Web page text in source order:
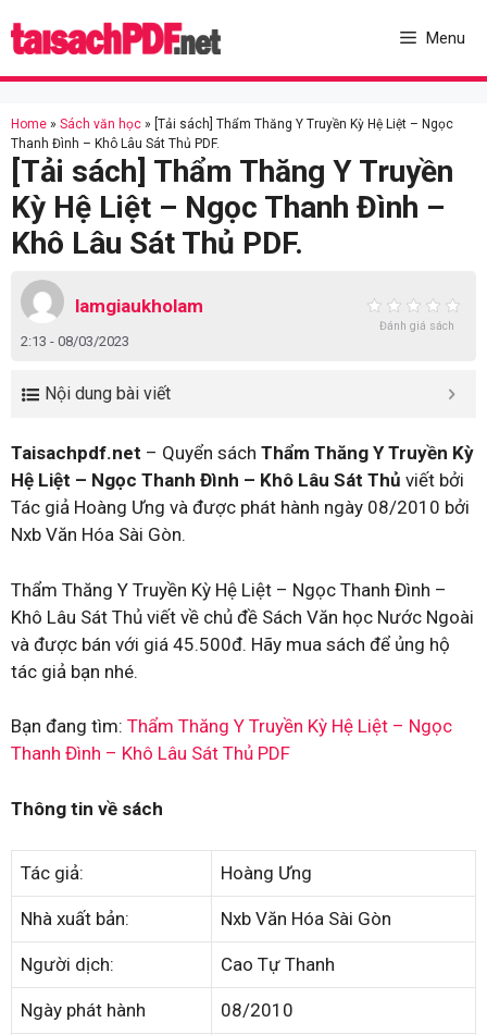
to
Menu
Home » Sách văn học » [Tải sách] Thẩm Thăng Y Truyền Kỳ Hệ Liệt – Ngọc
Thanh Đình – Khô Lâu Sát Thủ PDF.
[Tải sách] Thẩm Thăng Y Truyền
Kỳ Hệ Liệt – Ngọc Thanh Đình –
Khô Lâu Sát Thủ PDF.
lamgiaukholam
2:13 - 08/03/2023
Đánh giá sách
Nội dung bài viết
Taisachpdf.net – Quyển sách Thẩm Thăng Y Truyền Kỳ
Hệ Liệt – Ngọc Thanh Đình – Khô Lâu Sát Thủ viết bởi
Tác giả Hoàng Ưng và được phát hành ngày 08/2010 bởi
Nxb Văn Hóa Sài Gòn.
Thẩm Thăng Y Truyền Kỳ Hệ Liệt – Ngọc Thanh Đình –
Khô Lâu Sát Thủ viết về chủ đề Sách Văn học Nước Ngoài
và được bán với giá 45.500đ. Hãy mua sách để ủng hộ
tác giả bạn nhé.
Bạn đang tìm: Thẩm Thăng Y Truyền Kỳ Hệ Liệt – Ngọc
Thanh Đình – Khô Lâu Sát Thủ PDF
Thông tin về sách
Tác giả: Hoàng Ưng
Nhà xuất bản: Nxb Văn Hóa Sài Gòn
Người dịch: Cao Tự Thanh
Ngày phát hành 08/2010